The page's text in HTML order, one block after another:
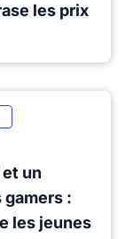
les prix
un
gamers :
les jeunes